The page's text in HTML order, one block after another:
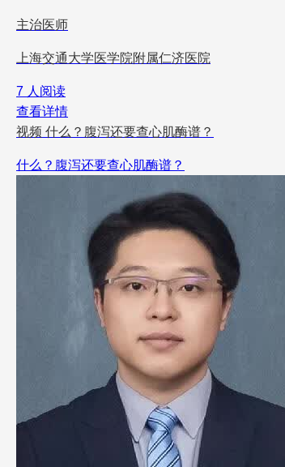
主治医师
上海交通大学医学院附属仁济医院
7 人阅读
查看详情
视频 什么？腹泻还要查心肌酶谱？
什么？腹泻还要查心肌酶谱？